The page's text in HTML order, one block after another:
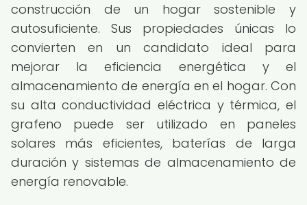
construcción de un hogar sostenible y
autosuficiente. Sus propiedades únicas lo
convierten en un candidato ideal para
mejorar la eficiencia energética y el
almacenamiento de energía en el hogar. Con
su alta conductividad eléctrica y térmica, el
grafeno puede ser utilizado en paneles
solares más eficientes, baterías de larga
duración y sistemas de almacenamiento de
energía renovable.